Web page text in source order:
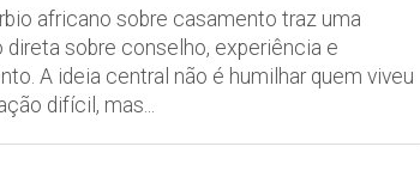
africano sobre casamento traz uma
direta sobre conselho, experiência e
A ideia central não é humilhar quem viveu
difícil, mas...